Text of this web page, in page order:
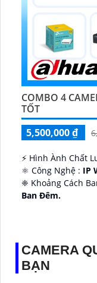
COMBO 4
TỐT
5,500,000 ₫
️⚡ Hình Ành Chất
⚛️ Công Nghệ : IP
Ban Ðêm.
CAMERA
BẠN